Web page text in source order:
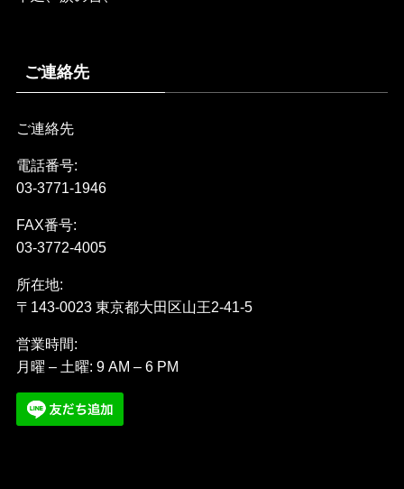
ご連絡先
ご連絡先
電話番号:
03-3771-1946
FAX番号:
03-3772-4005
所在地:
〒143-0023 東京都大田区山王2-41-5
営業時間:
月曜 – 土曜: 9 AM – 6 PM